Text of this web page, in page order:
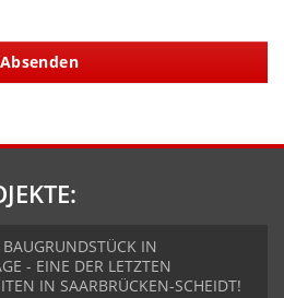
Absenden
BAUGRUNDSTÜCK IN
- EINE DER LETZTEN
IN SAARBRÜCKEN-SCHEIDT!